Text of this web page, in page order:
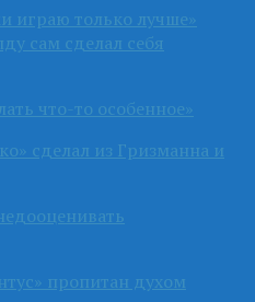
играю только лучше»
сам сделал себя
что-то особенное»
сделал из Гризманна и
пропитан духом